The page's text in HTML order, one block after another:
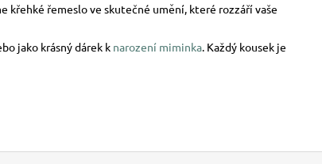
křehké řemeslo ve skutečné umění, které rozzáří vaše
jako krásný dárek k narození miminka. Každý kousek je